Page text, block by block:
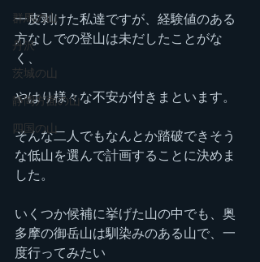
群馬の山
丹沢
茨城の山
静岡方面の山
四国の山
一皮剥けた私達ですが、経験値のある
方なしでの登山は未だしたことがな
く、
やはり様々な不安が付きまといます。
そんな二人でもなんとか踏破できそう
な低山を選んで計画することに決めま
した。
いくつか候補に挙げた山の中でも、奥
多摩の御岳山は馴染みのある山で、一
度行ってみたい